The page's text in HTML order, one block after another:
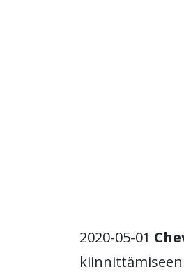
2020-05-01
kiinnittämiseen